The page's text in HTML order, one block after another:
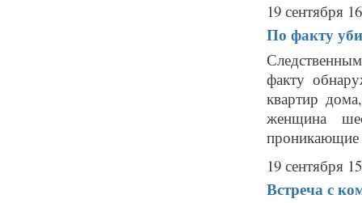
19 сентября
По факту
факту
квартир
женщина
проникающие
19 сентября
Встреча с